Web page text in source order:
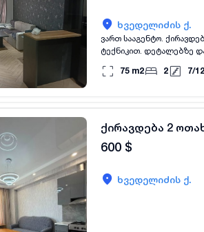
ხვედელიძის ქ.
ვართ სააგენტო.
ტექნიკით. დეტალებზე
75 m2 2 7/12
ქირავდება 2
600 $
ხვედელიძის ქ.